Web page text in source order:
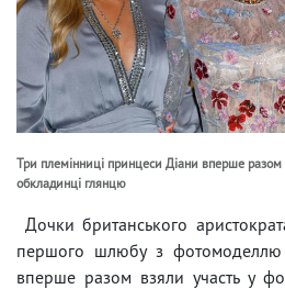
Три племінниці принцеси Діани вперше
обкладинці глянцю
Дочки британського
першого шлюбу з фотомоделлю
вперше разом взяли участь у